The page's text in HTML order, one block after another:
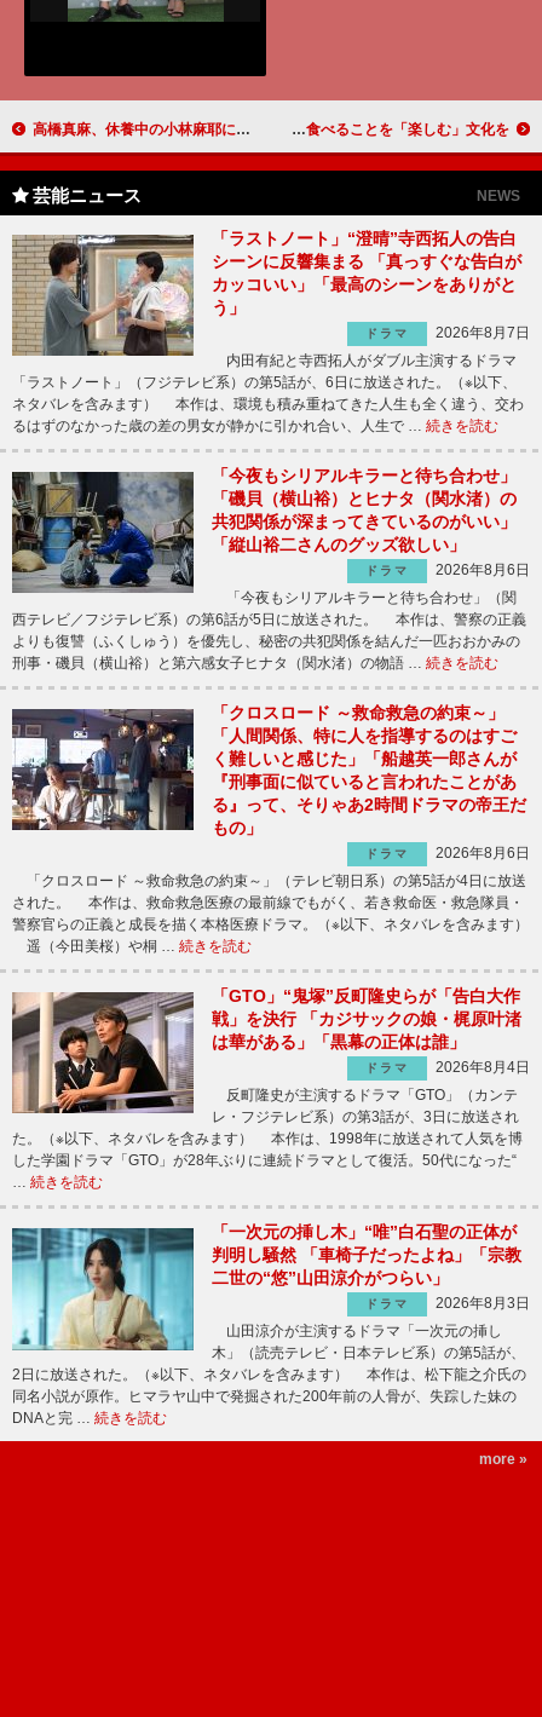
高橋真麻、休養中の小林麻耶にコメント “求められるキャラ”の重圧を心配 速水もこみちがこだわりのキッチンブランド発表 おしゃれに、おいしく、食べることを「楽しむ」文化を
芸能ニュース NEWS
「ラストノート」“澄晴”寺西拓人の告白
シーンに反響集まる 「真っすぐな告白が
カッコいい」「最高のシーンをありがと
う」
ドラマ
2026年8月7日
内田有紀と寺西拓人がダブル主演するドラマ
「ラストノート」（フジテレビ系）の第5話が、6日に放送された。（※以下、
ネタバレを含みます） 本作は、環境も積み重ねてきた人生も全く違う、交わ
るはずのなかった歳の差の男女が静かに引かれ合い、人生で … 続きを読む
「今夜もシリアルキラーと待ち合わせ」
「磯貝（横山裕）とヒナタ（関水渚）の
共犯関係が深まってきているのがいい」
「縦山裕二さんのグッズ欲しい」
ドラマ
2026年8月6日
「今夜もシリアルキラーと待ち合わせ」（関
西テレビ／フジテレビ系）の第6話が5日に放送された。 本作は、警察の正義
よりも復讐（ふくしゅう）を優先し、秘密の共犯関係を結んだ一匹おおかみの
刑事・磯貝（横山裕）と第六感女子ヒナタ（関水渚）の物語 … 続きを読む
「クロスロード ～救命救急の約束～」
「人間関係、特に人を指導するのはすご
く難しいと感じた」「船越英一郎さんが
『刑事面に似ていると言われたことがあ
る』って、そりゃあ2時間ドラマの帝王だ
もの」
ドラマ
2026年8月6日
「クロスロード ～救命救急の約束～」（テレビ朝日系）の第5話が4日に放送
された。 本作は、救命救急医療の最前線でもがく、若き救命医・救急隊員・
警察官らの正義と成長を描く本格医療ドラマ。（※以下、ネタバレを含みます）
遥（今田美桜）や桐 … 続きを読む
「GTO」“鬼塚”反町隆史らが「告白大作
戦」を決行 「カジサックの娘・梶原叶渚
は華がある」「黒幕の正体は誰」
ドラマ
2026年8月4日
反町隆史が主演するドラマ「GTO」（カンテ
レ・フジテレビ系）の第3話が、3日に放送され
た。（※以下、ネタバレを含みます） 本作は、1998年に放送されて人気を博
した学園ドラマ「GTO」が28年ぶりに連続ドラマとして復活。50代になった“
… 続きを読む
「一次元の挿し木」“唯”白石聖の正体が
判明し騒然 「車椅子だったよね」「宗教
二世の“悠”山田涼介がつらい」
ドラマ
2026年8月3日
山田涼介が主演するドラマ「一次元の挿し
木」（読売テレビ・日本テレビ系）の第5話が、
2日に放送された。（※以下、ネタバレを含みます） 本作は、松下龍之介氏の
同名小説が原作。ヒマラヤ山中で発掘された200年前の人骨が、失踪した妹の
DNAと完 … 続きを読む
more »